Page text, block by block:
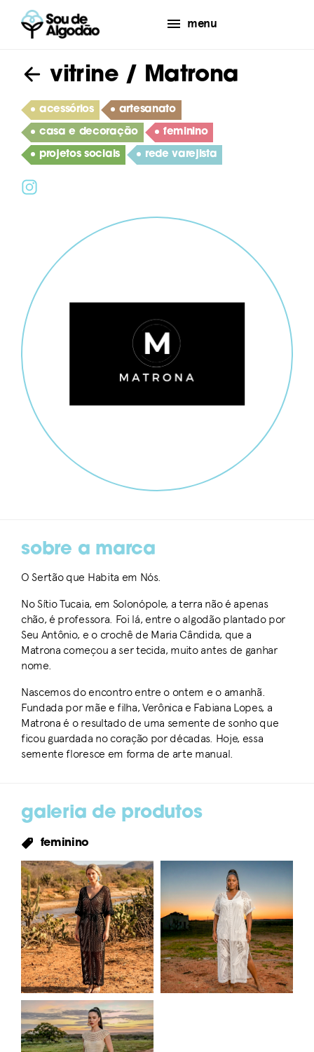
menu
vitrine/ Matrona
acessórios artesanato
casa e decoração feminino
projetos sociais rede varejista
sobre a marca
O Sertão que Habita em Nós.
No Sítio Tucaia, em Solonópole, a terra não é apenas
chão, é professora. Foi lá, entre o algodão plantado por
Seu Antônio, e o crochê de Maria Cândida, que a
Matrona começou a ser tecida, muito antes de ganhar
nome.
Nascemos do encontro entre o ontem e o amanhã.
Fundada por mãe e filha, Verônica e Fabiana Lopes, a
Matrona é o resultado de uma semente de sonho que
ficou guardada no coração por décadas. Hoje, essa
semente floresce em forma de arte manual.
galeria de produtos
feminino